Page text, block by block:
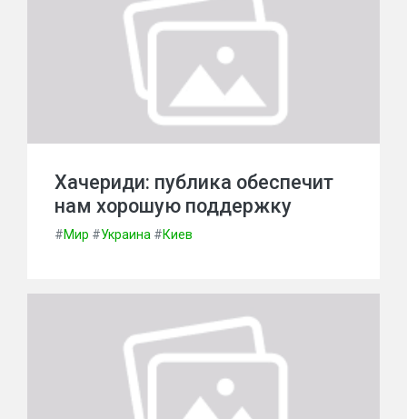
Хачериди: публика обеспечит
нам хорошую поддержку
#Мир #Украина #Киев